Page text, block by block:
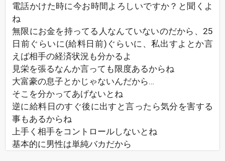
電話かけた時に今お時間よろしいですか？と聞くよ
ね
無限にお金を持ってる人なんていないのだから、25
日前ぐらいに(給料日前)ぐらいに、私出すよとか言
えば相手の経済状況も分かるよ
見栄を張るなんか言っても限度あるからね
大富豪の息子とかじゃないんだから…
そこを分かってあげないとね
逆に給料日のすぐ後に出すと言ったら気分を害する
事もあるからね
上手く相手をコントロールしないとね
基本的に男性は単純バカだから